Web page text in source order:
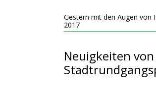
Gestern mit den Augen von
2017
Neuigkeiten